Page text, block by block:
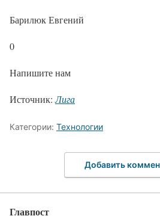
Барилюк Евгений
0
Напишите нам
Источник:Лига
Категории: Технологии
Добавить
Главпост